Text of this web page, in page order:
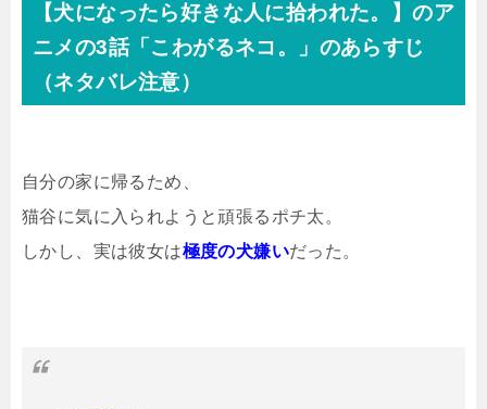
【犬になったら好きな人に拾われた。】のア
ニメの3話「こわがるネコ。」のあらすじ
（ネタバレ注意）
自分の家に帰るため、
猫谷に気に入られようと頑張るポチ太。
しかし、実は彼女は極度の犬嫌いだった。